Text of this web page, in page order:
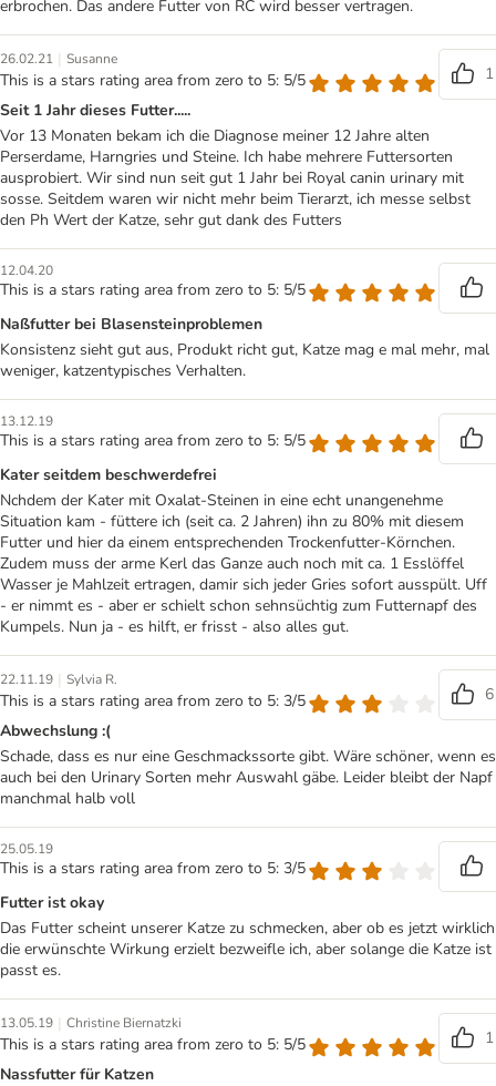
erbrochen. Das andere Futter von RC wird besser vertragen.
26.02.21 | Susanne
This is a stars rating area from zero to 5: 5/5
1
Seit 1 Jahr dieses Futter.....
Vor 13 Monaten bekam ich die Diagnose meiner 12 Jahre alten
Perserdame, Harngries und Steine. Ich habe mehrere Futtersorten
ausprobiert. Wir sind nun seit gut 1 Jahr bei Royal canin urinary mit
sosse. Seitdem waren wir nicht mehr beim Tierarzt, ich messe selbst
den Ph Wert der Katze, sehr gut dank des Futters
12.04.20
This is a stars rating area from zero to 5: 5/5
Naßfutter bei Blasensteinproblemen
Konsistenz sieht gut aus, Produkt richt gut, Katze mag e mal mehr, mal
weniger, katzentypisches Verhalten.
13.12.19
This is a stars rating area from zero to 5: 5/5
Kater seitdem beschwerdefrei
Nchdem der Kater mit Oxalat-Steinen in eine echt unangenehme
Situation kam - füttere ich (seit ca. 2 Jahren) ihn zu 80% mit diesem
Futter und hier da einem entsprechenden Trockenfutter-Körnchen.
Zudem muss der arme Kerl das Ganze auch noch mit ca. 1 Esslöffel
Wasser je Mahlzeit ertragen, damir sich jeder Gries sofort ausspült. Uff
- er nimmt es - aber er schielt schon sehnsüchtig zum Futternapf des
Kumpels. Nun ja - es hilft, er frisst - also alles gut.
22.11.19 | Sylvia R.
This is a stars rating area from zero to 5: 3/5
6
Abwechslung :(
Schade, dass es nur eine Geschmackssorte gibt. Wäre schöner, wenn es
auch bei den Urinary Sorten mehr Auswahl gäbe. Leider bleibt der Napf
manchmal halb voll
25.05.19
This is a stars rating area from zero to 5: 3/5
Futter ist okay
Das Futter scheint unserer Katze zu schmecken, aber ob es jetzt wirklich
die erwünschte Wirkung erzielt bezweifle ich, aber solange die Katze ist
passt es.
13.05.19 | Christine Biernatzki
This is a stars rating area from zero to 5: 5/5
1
Nassfutter für Katzen